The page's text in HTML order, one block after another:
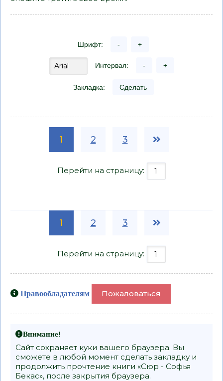
Шрифт: - +
Интервал: - +
Закладка: Сделать
1 2 3
Перейти на страницу:
1 2 3
Перейти на страницу:
Правообладателям Пожаловаться
Внимание!
Сайт сохраняет куки вашего браузера. Вы
сможете в любой момент сделать закладку и
продолжить прочтение книги «Сюр - Софья
Бекас», после закрытия браузера.